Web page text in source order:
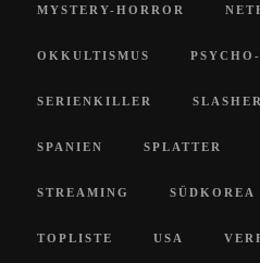
MYSTERY-HORROR
OKKULTISMUS
SERIENKILLER SLASHER
SPANIEN SPLATTER
STREAMING SÜDKOREA
TOPLISTE USA